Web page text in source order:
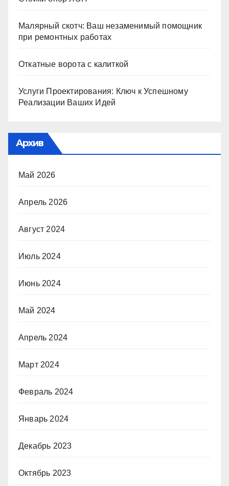
Малярный скотч: Ваш незаменимый помощник
при ремонтных работах
Откатные ворота с калиткой
Услуги Проектирования: Ключ к Успешному
Реализации Ваших Идей
Архив
Май 2026
Апрель 2026
Август 2024
Июль 2024
Июнь 2024
Май 2024
Апрель 2024
Март 2024
Февраль 2024
Январь 2024
Декабрь 2023
Октябрь 2023